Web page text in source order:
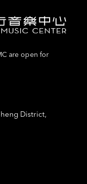
are open for
District,